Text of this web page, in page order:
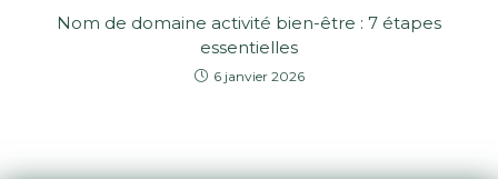
Nom de domaine activité bien-être : 7 étapes
essentielles
6 janvier 2026